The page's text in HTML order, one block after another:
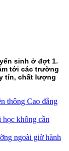
sinh ở đợt 1.
tới các trường
tín, chất lượng
thông Cao đẳng
không cần
ngoài giờ hành